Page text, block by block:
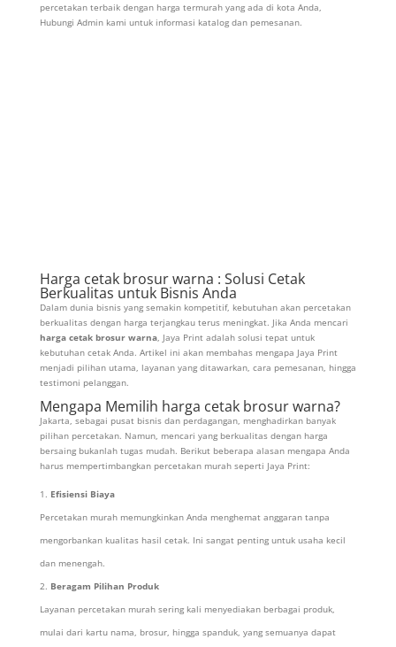
percetakan terbaik dengan harga termurah yang ada di kota Anda,
Hubungi Admin kami untuk informasi katalog dan pemesanan.
Harga cetak brosur warna : Solusi Cetak
Berkualitas untuk Bisnis Anda
Dalam dunia bisnis yang semakin kompetitif, kebutuhan akan percetakan
berkualitas dengan harga terjangkau terus meningkat. Jika Anda mencari
harga cetak brosur warna, Jaya Print adalah solusi tepat untuk
kebutuhan cetak Anda. Artikel ini akan membahas mengapa Jaya Print
menjadi pilihan utama, layanan yang ditawarkan, cara pemesanan, hingga
testimoni pelanggan.
Mengapa Memilih harga cetak brosur warna?
Jakarta, sebagai pusat bisnis dan perdagangan, menghadirkan banyak
pilihan percetakan. Namun, mencari yang berkualitas dengan harga
bersaing bukanlah tugas mudah. Berikut beberapa alasan mengapa Anda
harus mempertimbangkan percetakan murah seperti Jaya Print:
Efisiensi Biaya
Percetakan murah memungkinkan Anda menghemat anggaran tanpa
mengorbankan kualitas hasil cetak. Ini sangat penting untuk usaha kecil
dan menengah.
Beragam Pilihan Produk
Layanan percetakan murah sering kali menyediakan berbagai produk,
mulai dari kartu nama, brosur, hingga spanduk, yang semuanya dapat